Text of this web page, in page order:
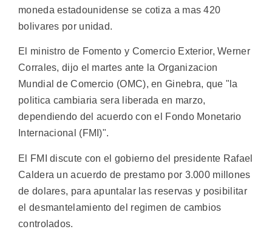
moneda estadounidense se cotiza a mas 420
bolivares por unidad.
El ministro de Fomento y Comercio Exterior, Werner
Corrales, dijo el martes ante la Organizacion
Mundial de Comercio (OMC), en Ginebra, que "la
politica cambiaria sera liberada en marzo,
dependiendo del acuerdo con el Fondo Monetario
Internacional (FMI)".
El FMI discute con el gobierno del presidente Rafael
Caldera un acuerdo de prestamo por 3.000 millones
de dolares, para apuntalar las reservas y posibilitar
el desmantelamiento del regimen de cambios
controlados.